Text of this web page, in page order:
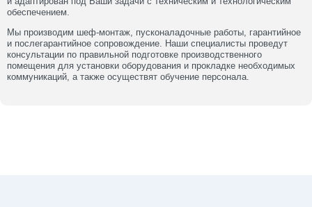
обеспечением.
Мы производим шеф-монтаж, пусконаладочные работы, гарантийное
и послегарантийное сопровождение. Наши специалисты проведут
консультации по правильной подготовке производственного
помещения для установки оборудования и прокладке необходимых
коммуникаций, а также осуществят обучение персонала.